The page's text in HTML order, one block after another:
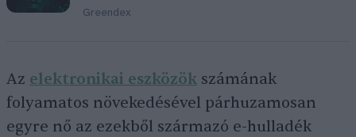
Greendex
Az elektronikai eszközök számának
folyamatos növekedésével párhuzamosan
egyre nő az ezekből származó e-hulladék